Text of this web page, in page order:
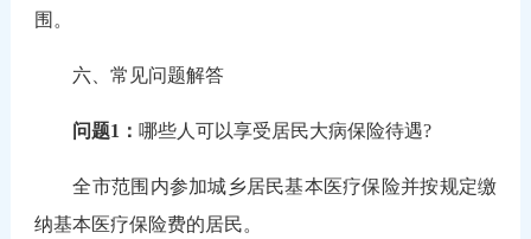
围。
六、常见问题解答
问题1： 哪些人可以享受居民大病保险待遇?
全市范围内参加城乡居民基本医疗保险并按规定缴
纳基本医疗保险费的居民。